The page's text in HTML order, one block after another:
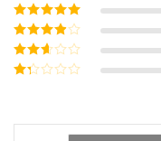
Bewertet mit
von 5
Bewertet mit
4von 5
Bewertet
mit
von 5
Bewertet
von